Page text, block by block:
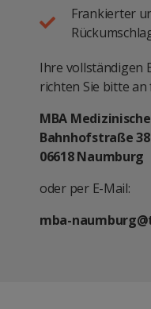
Frankierter
Ihre vollständigen
richten Sie bitte an
MBA
Bahnhofstraße 38
06618 Naumburg
oder per E-Mail:
mba-